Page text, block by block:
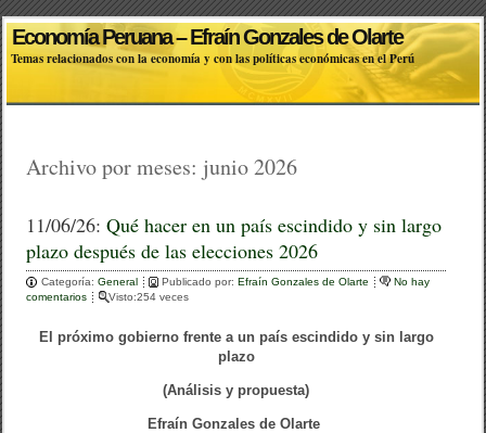
Economía Peruana – Efraín Gonzales de Olarte
Temas relacionados con la economía y con las políticas económicas en el Perú
Archivo por meses: junio 2026
11/06/26:Qué hacer en un país escindido y sin largo
plazo después de las elecciones 2026
Categoría:General Publicado por:Efraín Gonzales de Olarte
No hay
comentarios
Visto:254 veces
El próximo gobierno frente a un país escindido y sin largo
plazo
(Análisis y propuesta)
Efraín Gonzales de Olarte